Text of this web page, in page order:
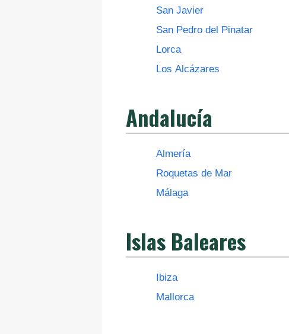
San Javier
San Pedro del Pinatar
Lorca
Los Alcázares
Andalucía
Almería
Roquetas de Mar
Málaga
Islas Baleares
Ibiza
Mallorca